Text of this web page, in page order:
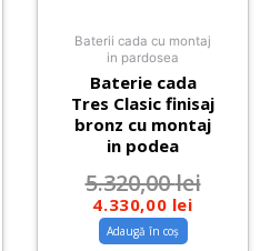
Baterii cada cu montaj
in pardosea
Baterie cada
Tres Clasic finisaj
bronz cu montaj
in podea
5.320,00lei
4.330,00 lei
Adaugă în coș